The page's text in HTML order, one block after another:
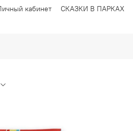
кабинет СКАЗКИ В ПАРКАХ